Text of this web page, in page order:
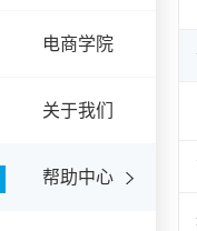
电商学院
关于我们
帮助中心